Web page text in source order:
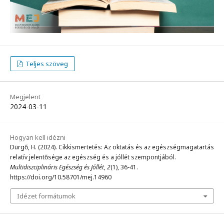
Teljes szöveg
Megjelent
2024-03-11
Hogyan kell idézni
Dürgő, H. (2024). Cikkismertetés: Az oktatás és az egészségmagatartás
relatív jelentősége az egészség és a jóllét szempontjából.
Multidiszciplináris Egészség és Jóllét,2(1), 36-41.
https://doi.org/10.58701/mej.14960
Idézet formátumok